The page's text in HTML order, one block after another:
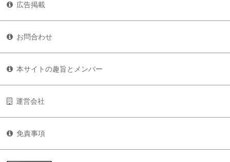
広告掲載
お問合わせ
本サイトの趣旨とメンバー
運営会社
免責事項